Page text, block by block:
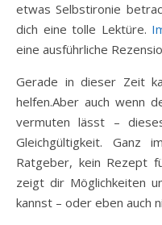
etwas Selbstironie
dich eine tolle Lektüre.
eine ausführliche
Gerade in dieser Zeit
helfen.Aber auch wenn
vermuten lässt –
Gleichgültigkeit. Ganz
Ratgeber, kein Rezept
zeigt dir Möglichkeiten
kannst – oder eben auch